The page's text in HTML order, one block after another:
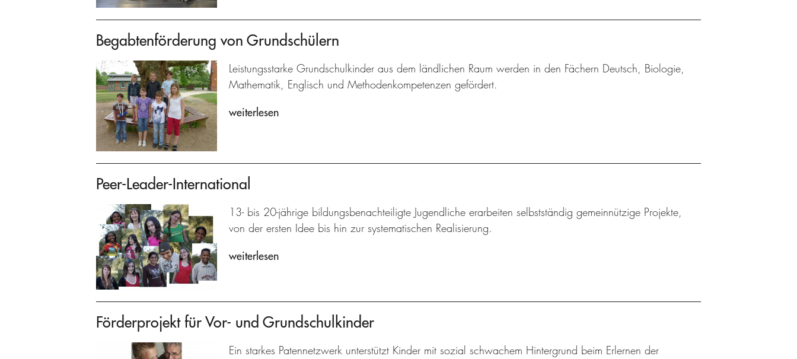
Begabtenförderung von Grundschülern
Leistungsstarke Grundschulkinder aus dem ländlichen Raum werden in den Fächern Deutsch, Biologie,
Mathematik, Englisch und Methodenkompetenzen gefördert.
weiterlesen
Peer-Leader-International
13- bis 20-jährige bildungsbenachteiligte Jugendliche erarbeiten selbstständig gemeinnützige Projekte,
von der ersten Idee bis hin zur systematischen Realisierung.
weiterlesen
Förderprojekt für Vor- und Grundschulkinder
Ein starkes Patennetzwerk unterstützt Kinder mit sozial schwachem Hintergrund beim Erlernen der